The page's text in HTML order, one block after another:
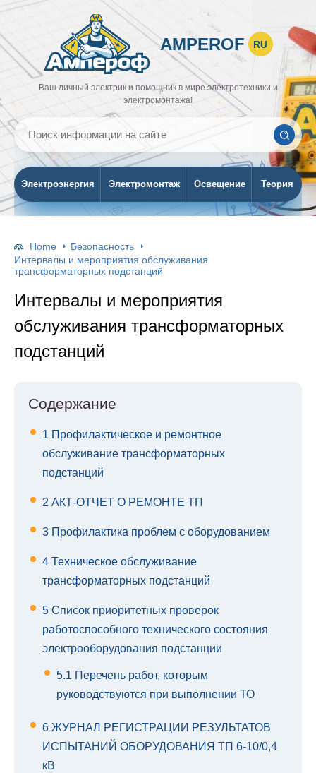
AMPEROF RU
Ваш личный электрик и помощник в мире электротехники и
электромонтажа!
Электроэнергия Электромонтаж Освещение Теория
Home
Безопасность
Интервалы и мероприятия обслуживания
трансформаторных подстанций
Интервалы и мероприятия
обслуживания трансформаторных
подстанций
Содержание
1 Профилактическое и ремонтное
обслуживание трансформаторных
подстанций
2 АКТ-ОТЧЕТ О РЕМОНТЕ ТП
3 Профилактика проблем с оборудованием
4 Техническое обслуживание
трансформаторных подстанций
5 Список приоритетных проверок
работоспособного технического состояния
электрооборудования подстанции
5.1 Перечень работ, которым
руководствуются при выполнении ТО
6 ЖУРНАЛ РЕГИСТРАЦИИ РЕЗУЛЬТАТОВ
ИСПЫТАНИЙ ОБОРУДОВАНИЯ ТП 6-10/0,4
кВ